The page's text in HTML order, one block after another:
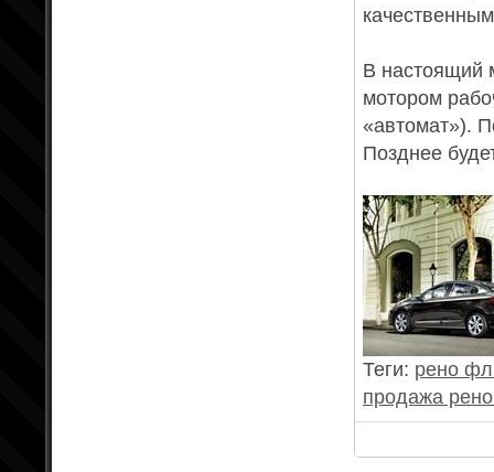
В настоящий
мотором
«автомат»).
Позднее
Теги: рено
продажа